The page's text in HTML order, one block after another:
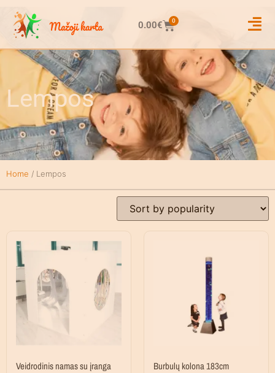
0.00€ 0
Lempos
Home / Lempos
Veidrodinis namas su įranga Burbulų kolona 183cm